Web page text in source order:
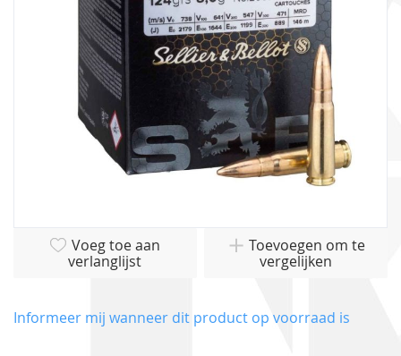
van
Voeg toe aan
verlanglijst
Toevoegen om te
vergelijken
Informeer mij wanneer dit product op voorraad is